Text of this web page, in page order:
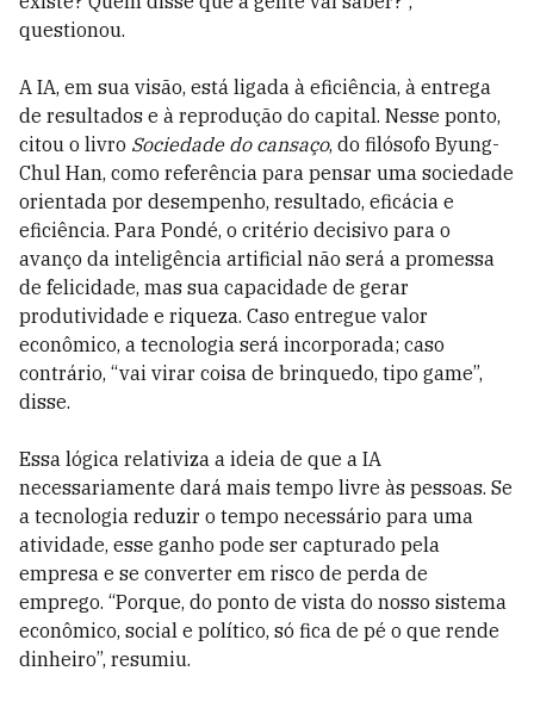
questionou.
A IA, em sua visão, está ligada à eficiência, à entrega
de resultados e à reprodução do capital. Nesse ponto,
citou o livro Sociedade do cansaço, do filósofo Byung-
Chul Han, como referência para pensar uma sociedade
orientada por desempenho, resultado, eficácia e
eficiência. Para Pondé, o critério decisivo para o
avanço da inteligência artificial não será a promessa
de felicidade, mas sua capacidade de gerar
produtividade e riqueza. Caso entregue valor
econômico, a tecnologia será incorporada; caso
contrário, “vai virar coisa de brinquedo, tipo game”,
disse.
Essa lógica relativiza a ideia de que a IA
necessariamente dará mais tempo livre às pessoas. Se
a tecnologia reduzir o tempo necessário para uma
atividade, esse ganho pode ser capturado pela
empresa e se converter em risco de perda de
emprego. “Porque, do ponto de vista do nosso sistema
econômico, social e político, só fica de pé o que rende
dinheiro”, resumiu.